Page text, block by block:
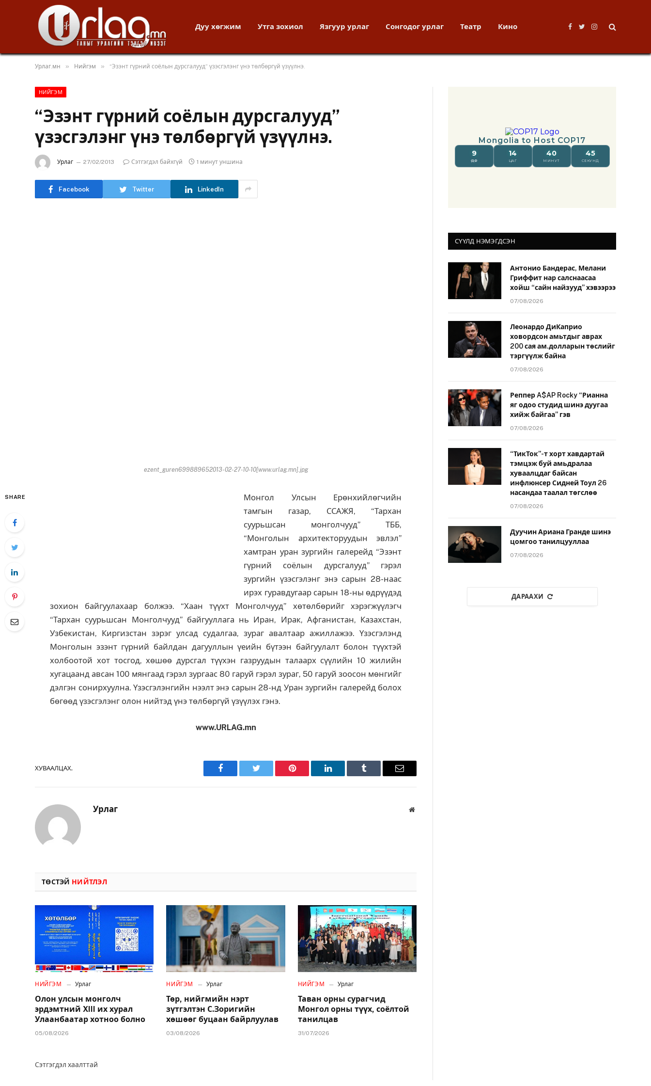
Дуу хөгжим Утга зохиол Язгуур урлаг Сонгодог урлаг Театр Кино
Facebook
TwitterInstagram
Урлаг.мн » Нийгэм » “Эзэнт гүрний соёлын дурсгалууд” үзэсгэлэнг үнэ төлбөргүй үзүүлнэ.
НИЙГЭМ
“Эзэнт гүрний соёлын дурсгалууд”
үзэсгэлэнг үнэ төлбөргүй үзүүлнэ.
Урлаг 27/02/2013 Сэтгэгдэл байхгүй 1 минут уншина
Facebook Twitter LinkedIn
ezent_guren699889652013-02-27-10-10[www.urlag.mn].jpg
SHARE
Монгол Улсын Ерөнхийлөгчийн
тамгын газар, ССАЖЯ, “Тархан
суурьшсан монголчууд” ТББ,
“Монголын архитекторуудын эвлэл”
хамтран уран зургийн галерейд “Эзэнт
гүрний соёлын дурсгалууд” гэрэл
зургийн үзэсгэлэнг энэ сарын 28-наас
ирэх гуравдугаар сарын 18-ны өдрүүдэд
зохион байгуулахаар болжээ. “Хаан түүхт Монголчууд” хөтөлбөрийг хэрэгжүүлэгч
“Тархан суурьшсан Монголчууд” байгууллага нь Иран, Ирак, Афганистан, Казахстан,
Узбекистан, Киргизстан зэрэг улсад судалгаа, зураг авалтаар ажиллажээ. Үзэсгэлэнд
Монголын эзэнт гүрний байлдан дагууллын үеийн бүтээн байгуулалт болон түүхтэй
холбоотой хот тосгод, хөшөө дурсгал түүхэн газруудын талаарх сүүлийн 10 жилийн
хугацаанд авсан 100 мянгаад гэрэл зургаас 80 гаруй гэрэл зураг, 50 гаруй зоосон мөнгийг
дэлгэн сонирхуулна. Үзэсгэлэнгийн нээлт энэ сарын 28-нд Уран зургийн галерейд болох
бөгөөд үзэсгэлэнг олон нийтэд үнэ төлбөргүй үзүүлэх гэнэ.
www.URLAG.mn
ХУВААЛЦАХ.
Facebook Twitter Pinterest LinkedIn Tumblr Имэйл
Урлаг Вэбсайт
ТӨСТЭЙ НИЙТЛЭЛ
НИЙГЭМ Урлаг
Олон улсын монголч
эрдэмтний XIII их хурал
Улаанбаатар хотноо болно
05/08/2026
НИЙГЭМ Урлаг
Төр, нийгмийн нэрт
зүтгэлтэн С.Зоригийн
хөшөөг буцаан байрлуулав
03/08/2026
НИЙГЭМ Урлаг
Таван орны сурагчид
Монгол орны түүх, соёлтой
танилцав
31/07/2026
Сэтгэгдэл хаалттай
СҮҮЛД НЭМЭГДСЭН
Антонио Бандерас, Мелани
Гриффит нар салснаасаа
хойш “сайн найзууд” хэвээрээ
07/08/2026
Леонардо ДиКаприо
ховордсон амьтдыг аврах
200 сая ам.долларын төслийг
тэргүүлж байна
07/08/2026
Реппер A$AP Rocky “Рианна
яг одоо студид шинэ дуугаа
хийж байгаа” гэв
07/08/2026
“ТикТок”-т хорт хавдартай
тэмцэж буй амьдралаа
хуваалцдаг байсан
инфлюнсер Сидней Тоул 26
насандаа таалал төгслөө
07/08/2026
Дуучин Ариана Гранде шинэ
цомгоо танилцууллаа
07/08/2026
ДАРААХИ